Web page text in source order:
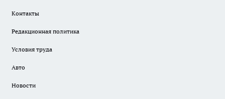
Контакты
Редакционная политика
Условия труда
Авто
Новости